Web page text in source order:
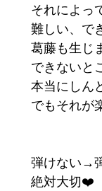
それによっ
難しい、で
葛藤も生じ
できないと
本当にしん
でもそれが
弾けない→
絶対大切❤️